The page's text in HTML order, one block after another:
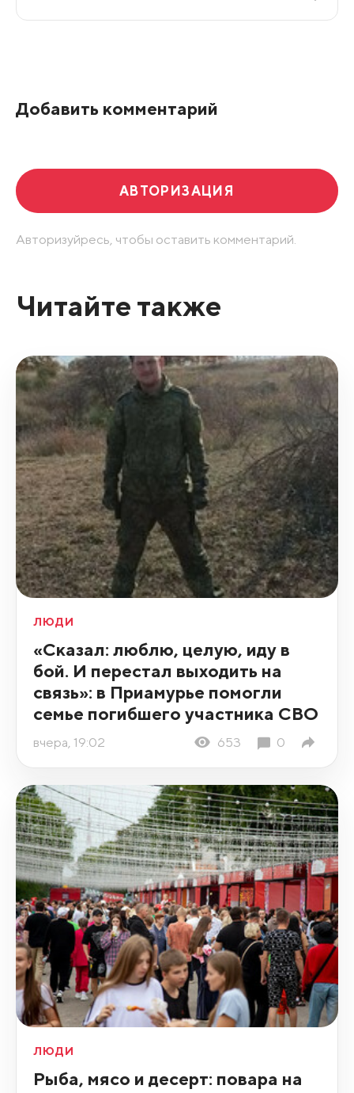
Добавить комментарий
АВТОРИЗАЦИЯ
Авторизуйресь, чтобы оставить комментарий.
Читайте также
ЛЮДИ
«Сказал: люблю, целую, иду в
бой. И перестал выходить на
связь»: в Приамурье помогли
семье погибшего участника СВО
вчера, 19:02 653 0
ЛЮДИ
Рыба, мясо и десерт: повара на